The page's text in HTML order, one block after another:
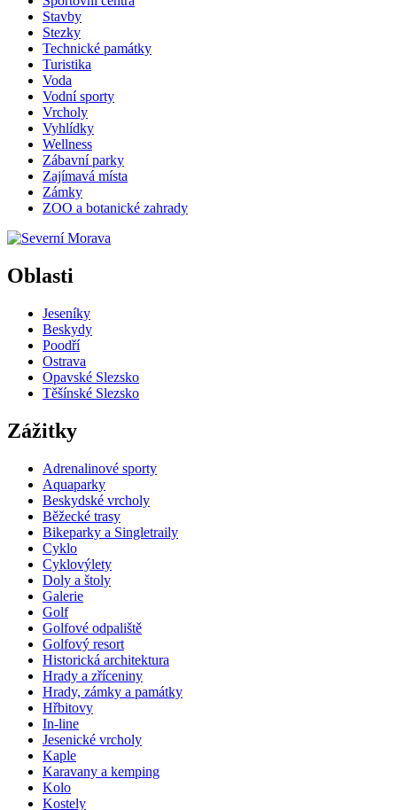
Stavby
Stezky
Technické památky
Turistika
Voda
Vodní sporty
Vrcholy
Vyhlídky
Wellness
Zábavní parky
Zajímavá místa
Zámky
ZOO a botanické zahrady
Oblasti
Jeseníky
Beskydy
Poodří
Ostrava
Opavské Slezsko
Těšínské Slezsko
Zážitky
Adrenalinové sporty
Aquaparky
Beskydské vrcholy
Běžecké trasy
Bikeparky a Singletraily
Cyklo
Cyklovýlety
Doly a štoly
Galerie
Golf
Golfové odpaliště
Golfový resort
Historická architektura
Hrady a zříceniny
Hrady, zámky a památky
Hřbitovy
In-line
Jesenické vrcholy
Kaple
Karavany a kemping
Kolo
Kostely